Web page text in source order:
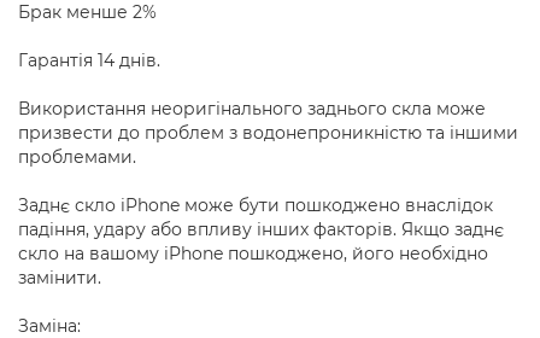
Брак менше 2%
Гарантія 14 днів.
Використання неоригінального заднього скла може
призвести до проблем з водонепроникністю та іншими
проблемами.
Заднє скло iPhone може бути пошкоджено внаслідок
падіння, удару або впливу інших факторів. Якщо заднє
скло на вашому iPhone пошкоджено, його необхідно
замінити.
Заміна: